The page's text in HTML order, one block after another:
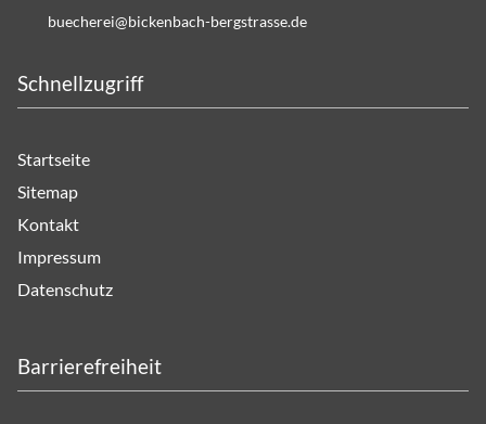
b ch r b ck nb ch-b rgstr ss d
Schnellzugriff
Startseite
Sitemap
Kontakt
Impressum
Datenschutz
Barrierefreiheit